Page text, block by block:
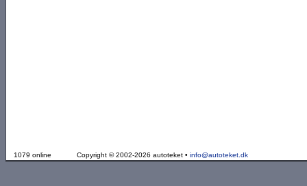
1079 online Copyright © 2002-2026 autoteket • info@autoteket.dk